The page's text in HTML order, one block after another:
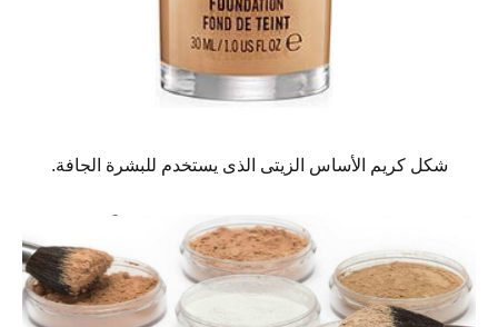
شكل كريم الأساس الزيتى الذى يستخدم للبشرة الجافة.